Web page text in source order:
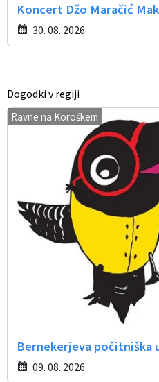
Koncert Džo Maračić
30. 08. 2026
Dogodki v regiji
Ravne na Koroškem
Bernekerjeva počitniška
09. 08. 2026